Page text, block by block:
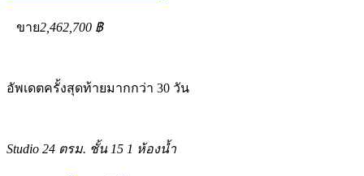
ขาย2,462,700 ฿
อัพเดตครั้งสุดท้ายมากกว่า 30 วัน
Studio 24 ตรม. ชั้น 15 1 ห้องน้ำ